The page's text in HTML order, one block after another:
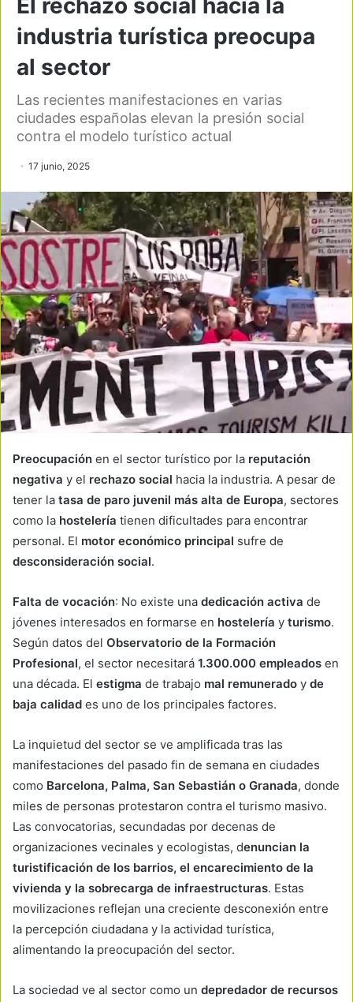
El rechazo social hacia la
industria turística preocupa
al sector
Las recientes manifestaciones en varias
ciudades españolas elevan la presión social
contra el modelo turístico actual
17 junio, 2025
Preocupación en el sector turístico por la reputación
negativa y el rechazo social hacia la industria. A pesar de
tener la tasa de paro juvenil más alta de Europa, sectores
como la hostelería tienen dificultades para encontrar
personal. El motor económico principal sufre de
desconsideración social.
Falta de vocación: No existe una dedicación activa de
jóvenes interesados en formarse en hostelería y turismo.
Según datos del Observatorio de la Formación
Profesional, el sector necesitará 1.300.000 empleados en
una década. El estigma de trabajo mal remunerado y de
baja calidad es uno de los principales factores.
La inquietud del sector se ve amplificada tras las
manifestaciones del pasado fin de semana en ciudades
como Barcelona, Palma, San Sebastián o Granada, donde
miles de personas protestaron contra el turismo masivo.
Las convocatorias, secundadas por decenas de
organizaciones vecinales y ecologistas, denuncian la
turistificación de los barrios, el encarecimiento de la
vivienda y la sobrecarga de infraestructuras. Estas
movilizaciones reflejan una creciente desconexión entre
la percepción ciudadana y la actividad turística,
alimentando la preocupación del sector.
La sociedad ve al sector como un depredador de recursos